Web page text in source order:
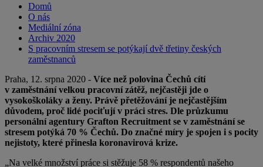
Domů
O nás
Mediální zóna
Archiv 2020
S pracovním stresem se potýkají dvě třetiny českých
zaměstnanců
Praha, 12. srpna 2020 - Více než polovina Čechů cítí
v zaměstnání velkou pracovní zátěž, nejčastěji jde o
vysokoškoláky a ženy. Právě přetěžování je nejčastějším
důvodem, proč lidé pociťují v práci stres. Dle průzkumu
personální agentury Grafton Recruitment se v zaměstnání se
stresem potýká 70 % Čechů. Do značné míry je spojen i s pocity
nejistoty, které přinesla koronavirová krize.
„Na velké množství práce si stěžuje 58 % respondentů našeho